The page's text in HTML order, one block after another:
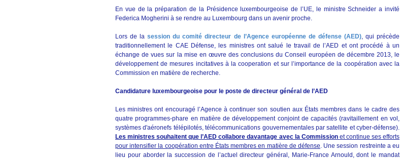
En vue de la préparation de la Présidence luxembourgeoise de l’UE, le ministre Schneider a invité
Federica Mogherini à se rendre au Luxembourg dans un avenir proche.
Lors de lasession du comité directeur de l’Agence européenne de défense (AED), qui précède
traditionnellement le CAE Défense, les ministres ont salué le travail de l’AED et ont procédé à un
échange de vues sur la mise en œuvre des conclusions du Conseil européen de décembre 2013, le
développement de mesures incitatives à la cooperation et sur l’importance de la coopération avec la
Commission en matière de recherche.
Candidature luxembourgeoise pour le poste de directeur général de l’AED
Les ministres ont encouragé l’Agence à continuer son soutien aux États membres dans le cadre des
quatre programmes-phare en matière de développement conjoint de capacités (ravitaillement en vol,
systèmes d'aéronefs télépilotés, télécommunications gouvernementales par satellite et cyber-défense).
Les ministres souhaitent que l’AED collabore davantage avec la Commission et continue ses efforts
pour intensifier la coopération entre États membres en matière de défense. Une session restreinte a eu
lieu pour aborder la succession de l’actuel directeur général, Marie-France Arnould, dont le mandat